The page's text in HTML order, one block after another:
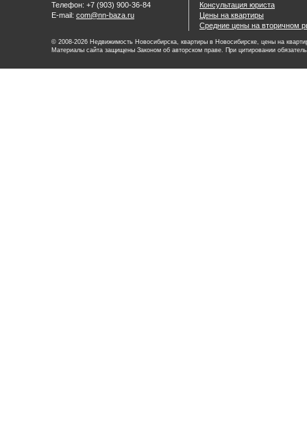
Телефон: +7 (903) 900-36-84
E-mail: com@nn-baza.ru
Консультация юриста
Цены на квартиры
Средние цены на вторичном
© 2008-2026 Недвижимость Новосибирска, квартиры в Новосибирске, цены на
Материалы сайта защищены Законом об авторском праве. При цитировании